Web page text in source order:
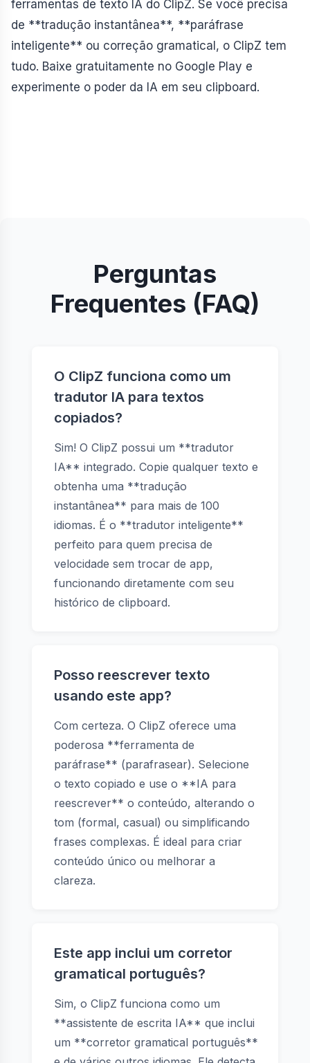
ferramentas de texto IA do ClipZ. Se você precisa
de **tradução instantânea**, **paráfrase
inteligente** ou correção gramatical, o ClipZ tem
tudo. Baixe gratuitamente no Google Play e
experimente o poder da IA em seu clipboard.
Perguntas
Frequentes (FAQ)
O ClipZ funciona como um
tradutor IA para textos
copiados?
Sim! O ClipZ possui um **tradutor
IA** integrado. Copie qualquer texto e
obtenha uma **tradução
instantânea** para mais de 100
idiomas. É o **tradutor inteligente**
perfeito para quem precisa de
velocidade sem trocar de app,
funcionando diretamente com seu
histórico de clipboard.
Posso reescrever texto
usando este app?
Com certeza. O ClipZ oferece uma
poderosa **ferramenta de
paráfrase** (parafrasear). Selecione
o texto copiado e use o **IA para
reescrever** o conteúdo, alterando o
tom (formal, casual) ou simplificando
frases complexas. É ideal para criar
conteúdo único ou melhorar a
clareza.
Este app inclui um corretor
gramatical português?
Sim, o ClipZ funciona como um
**assistente de escrita IA** que inclui
um **corretor gramatical português**